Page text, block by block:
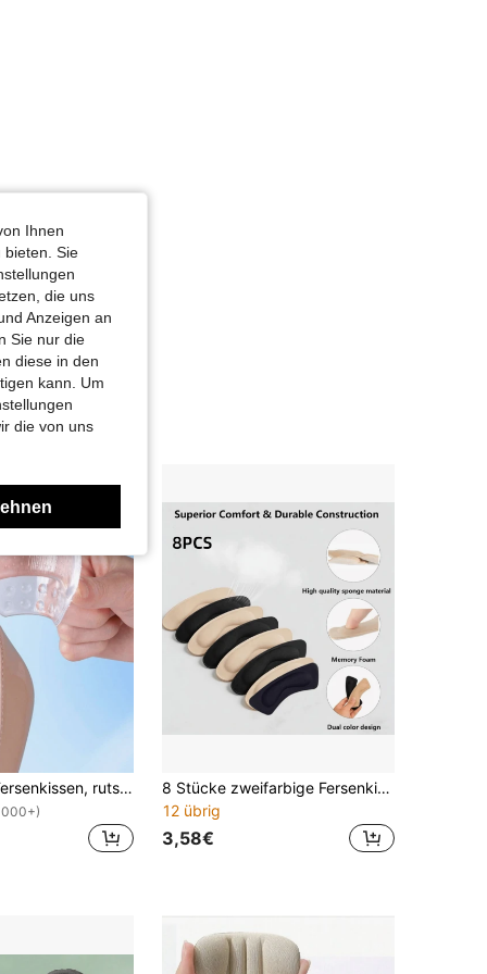
QKC Damen Fersenkissen, rutschfeste Fersenkissen zur Verhinderung von Fersenrutschen und Blasen, Absatzkissen für Schuhe zwischen Größen, Accessoire Geschenkidee
8 Stücke zweifarbige Fersenkissen aus Memory-Schaum, Anti-Blasen-Fersenkissen, weiche selbstklebende Anti-Reibungs-Schuhschutzpads, atmungsaktive stoßabsorbierende Fußpflege-Pflaster (geeignet für lose Schuhe), tägliche Geh-Komfort-Accessoires für Erwachsene
12 übrig
3,58€
Ihnen
bieten. Sie
die uns
Anzeigen an
Sie nur die
diese in den
kann. Um
die von uns